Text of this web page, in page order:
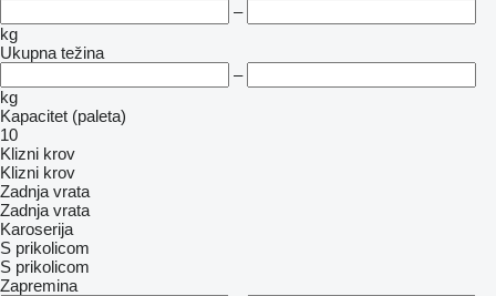
–
kg
Ukupna težina
–
kg
Kapacitet (paleta)
10
Klizni krov
Klizni krov
Zadnja vrata
Zadnja vrata
Karoserija
S prikolicom
S prikolicom
Zapremina